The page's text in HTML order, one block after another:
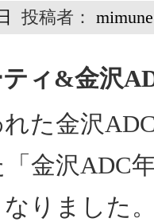
投稿者： mimune
ティ&金沢
た金沢
金沢ADC
りました